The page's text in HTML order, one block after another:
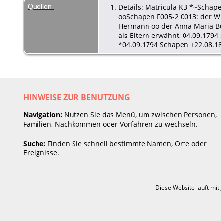
Quellen
Details: Matricula KB
ooSchapen F005-2 0013: der
Hermann oo der Anna Maria
als Eltern erwähnt, 04.09.1794
*04.09.1794 Schapen
HINWEISE ZUR BENUTZUNG
Navigation: Nutzen Sie das Menü, um zwischen Personen,
Familien, Nachkommen oder Vorfahren zu wechseln.
Suche: Finden Sie schnell bestimmte Namen, Orte oder
Ereignisse.
Diese Website läuft mit